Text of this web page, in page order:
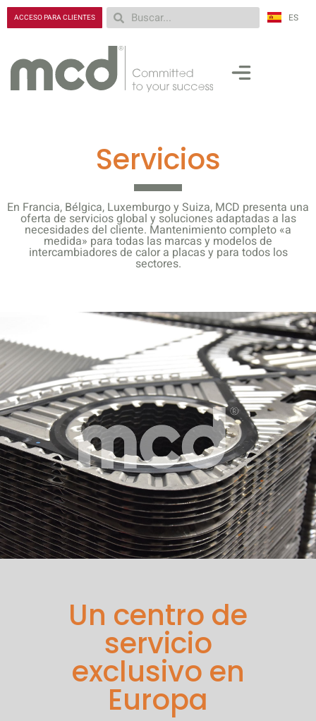
ACCESO PARA CLIENTES ES
RU
Servicios
En Francia, Bélgica, Luxemburgo y Suiza, MCD presenta una
oferta de servicios global y soluciones adaptadas a las
necesidades del cliente. Mantenimiento completo «a
medida» para todas las marcas y modelos de
intercambiadores de calor a placas y para todos los
sectores.
Un centro de
servicio
exclusivo en
Europa